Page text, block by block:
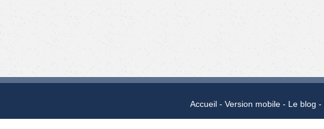
Accueil Version mobile Le blog